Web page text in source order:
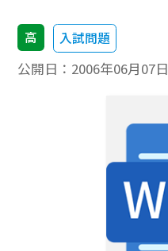
高 入試問題
公開日： 2006年06月07日